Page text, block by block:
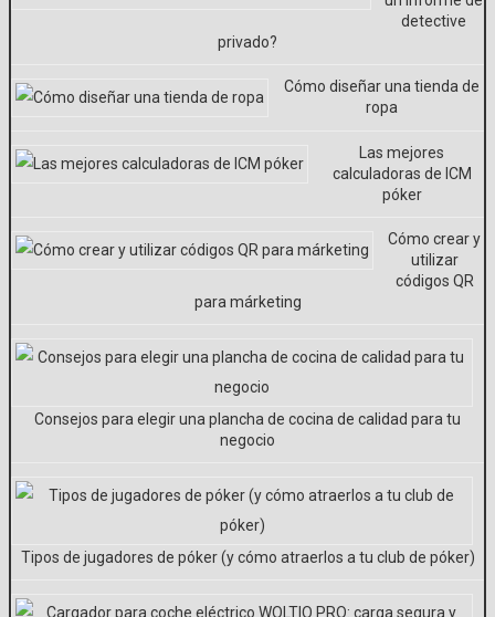
detective
privado?
Cómo diseñar una tienda de
ropa
Las mejores
calculadoras de ICM
póker
Cómo crear y
utilizar
códigos QR
para márketing
Consejos para elegir una plancha de cocina de calidad para tu
negocio
Tipos de jugadores de póker (y cómo atraerlos a tu club de póker)